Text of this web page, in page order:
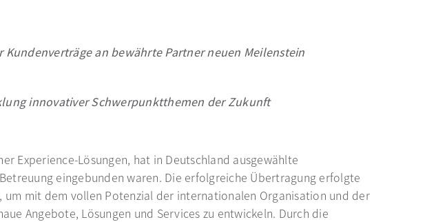
an bewährte Partner neuen Meilenstein
innovativer Schwerpunktthemen der Zukunft
Experience-Lösungen, hat in Deutschland ausgewählte
eingebunden waren. Die erfolgreiche Übertragung erfolgte
mit dem vollen Potenzial der internationalen Organisation und der
Angebote, Lösungen und Services zu entwickeln. Durch die